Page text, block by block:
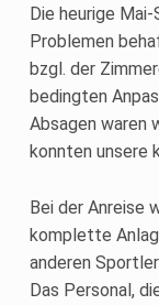
Die heurige
Problemen
bzgl. der
bedingten
Absagen waren
konnten unsere
Bei der Anreise
komplette
anderen
Das Personal,